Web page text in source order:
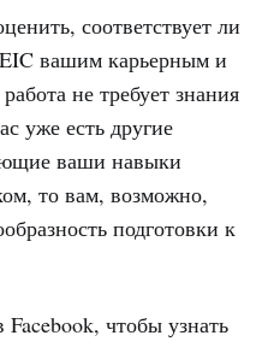
соответствует ли
вашим карьерным и
не требует знания
уже есть другие
ваши навыки
то вам, возможно,
подготовки к
чтобы узнать